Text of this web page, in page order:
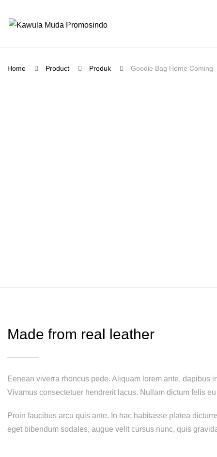
Home Product Produk Goodie Bag Home Coming
Made from real leather
Eenean viverra rhoncus pede. Aliquam lorem ante, dapibus
Vivamus consectetuer hendrerit lacus. Nullam dictum felis
Proin faucibus arcu quis ante. In hac habitasse platea
eget bibendum sodales, augue velit cursus nunc, quis